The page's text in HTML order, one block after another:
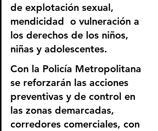
de explotación sexual,
mendicidad  o vulneración a
los derechos de los niños,
niñas y adolescentes.
Con la Policía Metropolitana
se reforzarán las acciones
preventivas y de control en
las zonas demarcadas,
corredores comerciales, con